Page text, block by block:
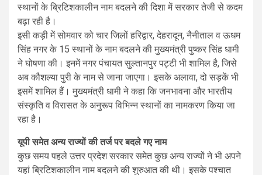
स्थानों के ब्रिटिशकालीन नाम बदलने की दिशा में सरकार तेजी से कदम
बढ़ा रही है।
इसी कड़ी में सोमवार को चार जिलों हरिद्वार, देहरादून, नैनीताल व ऊधम
सिंह नगर के 15 स्थानों के नाम बदलने की मुख्यमंत्री पुष्कर सिंह धामी
ने घोषणा की। इनमें नगर पंचायत सुल्तानपुर पट्टी भी शामिल है, जिसे
अब कौशल्या पुरी के नाम से जाना जाएगा। इसके अलावा, दो सड़कें भी
इसमें शामिल हैं। मुख्यमंत्री धामी ने कहा कि जनभावना और भारतीय
संस्कृति व विरासत के अनुरूप विभिन्न स्थानों का नामकरण किया जा
रहा है।
यूपी समेत अन्य राज्यों की तर्ज पर बदले गए नाम
कुछ समय पहले उत्तर प्रदेश सरकार समेत कुछ अन्य राज्यों ने भी अपने
यहां ब्रिटिशकालीन नाम बदलने की शुरुआत की थी। इसके पश्चात